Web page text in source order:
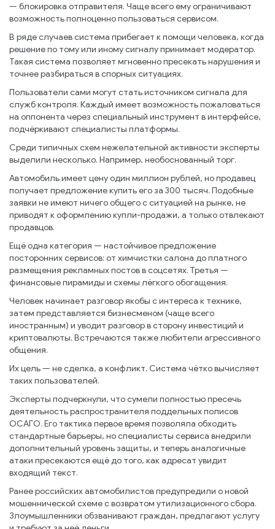
— блокировка отправителя. Чаще всего ему ограничивают
возможность полноценно пользоваться сервисом.
В ряде случаев система прибегает к помощи человека, когда
решение по тому или иному сигналу принимает модератор.
Такая система позволяет мгновенно пресекать нарушения и
точнее разбираться в спорных ситуациях.
Пользователи сами могут стать источником сигнала для
служб контроля. Каждый имеет возможность пожаловаться
на оппонента через специальный инструмент в интерфейсе,
подчёркивают специалисты платформы.
Среди типичных схем нежелательной активности эксперты
выделили несколько. Например, необоснованный торг.
Автомобиль имеет цену один миллион рублей, но продавец
получает предложение купить его за 300 тысяч. Подобные
заявки не имеют ничего общего с ситуацией на рынке, не
приводят к оформлению купли-продажи, а только отвлекают
продавцов.
Ещё одна категория — настойчивое предложение
посторонних сервисов: от химчистки салона до платного
размещения рекламных постов в соцсетях. Третья —
финансовые пирамиды и схемы лёгкого обогащения.
Человек начинает разговор якобы с интереса к технике,
затем представляется бизнесменом (чаще всего
иностранным) и уводит разговор в сторону инвестиций и
криптовалюты. Встречаются также любители агрессивного
общения.
Их цель — не сделка, а конфликт. Система чётко вычисляет
таких пользователей.
Эксперты подчеркнули, что сумели полностью пресечь
деятельность распространителя поддельных полисов
ОСАГО. Его тактика первое время позволяла обходить
стандартные барьеры, но специалисты сервиса внедрили
дополнительный уровень защиты, и теперь аналогичные
атаки пресекаются ещё до того, как адресат увидит
входящий текст.
Ранее российских автомобилистов предупредили о новой
мошеннической схеме с возвратом утилизационного сбора.
Злоумышленники обзванивают граждан, предлагают услугу